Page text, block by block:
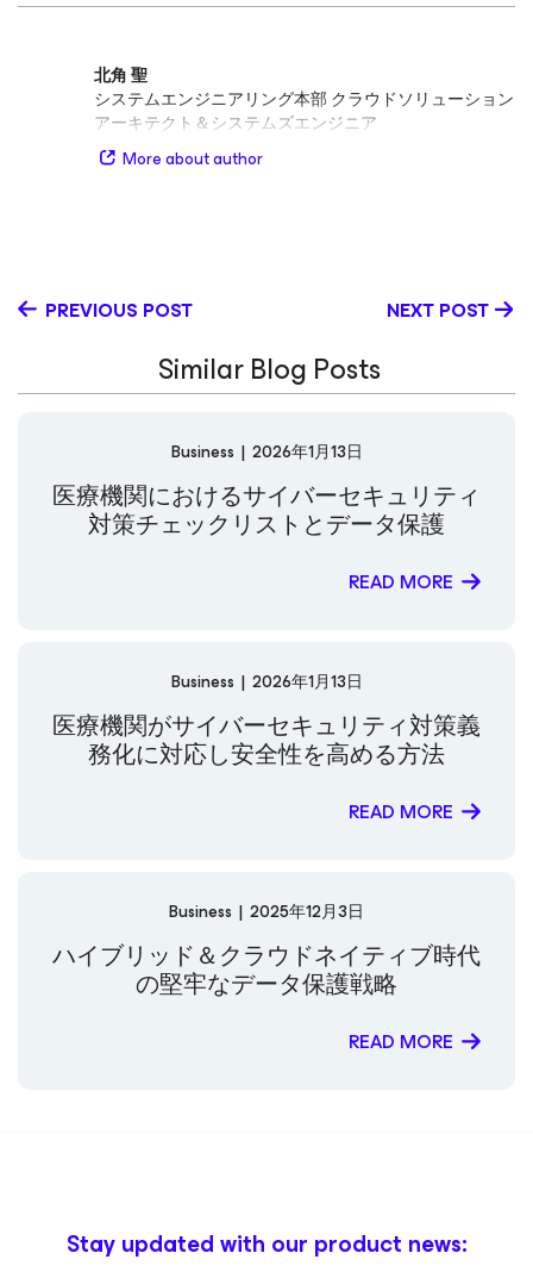
北角 聖
システムエンジニアリング本部 クラウドソリューション
アーキテクト＆システムズエンジニア
More about author
PREVIOUS POST NEXT POST
Similar Blog Posts
Business | 2026年1月13日
医療機関におけるサイバーセキュリティ
対策チェックリストとデータ保護
READ MORE
Business | 2026年1月13日
医療機関がサイバーセキュリティ対策義
務化に対応し安全性を高める方法
READ MORE
Business | 2025年12月3日
ハイブリッド＆クラウドネイティブ時代
の堅牢なデータ保護戦略
READ MORE
Stay updated with our product news: